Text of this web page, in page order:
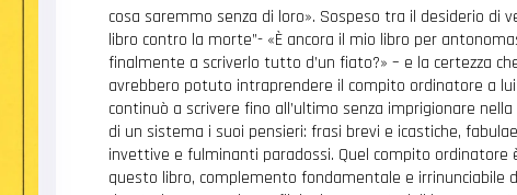
cosa saremmo senza di loro». Sospeso tra il desiderio di
libro contro la morte”- «È ancora il mio libro per
finalmente a scriverlo tutto d’un fiato?» – e la certezza
avrebbero potuto intraprendere il compito ordinatore a
continuò a scrivere fino all’ultimo senza imprigionare
di un sistema i suoi pensieri: frasi brevi e icastiche,
invettive e fulminanti paradossi. Quel compito ordinatore
questo libro, complemento fondamentale e irrinunciabile